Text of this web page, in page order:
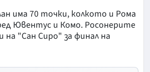
има 70 точки, колкото и Рома
Ювентус и Комо. Росонерите
на "Сан Сиро" за финал на